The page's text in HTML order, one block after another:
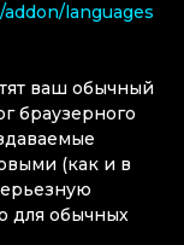
languages
ваш обычный
браузерного
(как и в
для обычных